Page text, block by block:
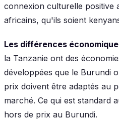
connexion culturelle positive
africains, qu'ils soient
Les différences
la Tanzanie ont des
développées que le Burundi
prix doivent être adaptés au
marché. Ce qui est standard
hors de prix au Burundi.